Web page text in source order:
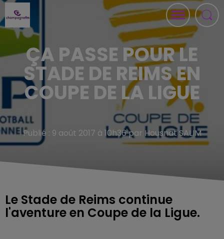
ÇA PASSE POUR LE
STADE DE REIMS EN
COUPE DE LA LIGUE
Publié : 9 août 2017 à 10h36 par Housnat SALIM
Le Stade de Reims continue
l'aventure en Coupe de la Ligue.